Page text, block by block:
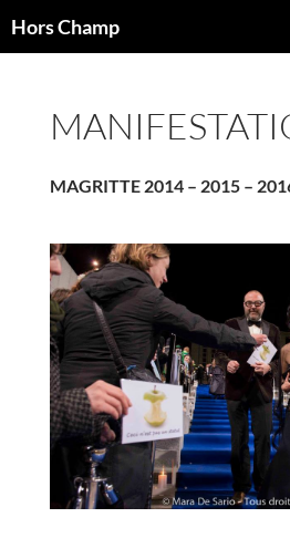
auHors Champ
MAGRITTE 2014 – 2015 –